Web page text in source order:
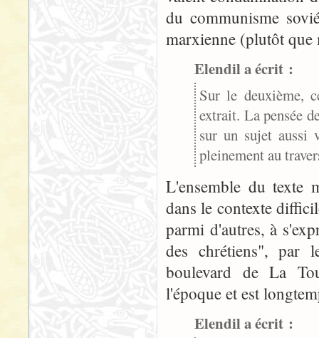
du communisme
marxienne (plutôt
Elendil a écrit :
Sur le deuxième,
extrait. La pensée
sur un sujet aussi
pleinement au
L'ensemble du texte
dans le contexte
parmi d'autres, à
des chrétiens", par
boulevard de La
l'époque et est
Elendil a écrit :